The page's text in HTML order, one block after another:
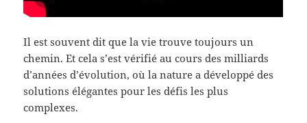
Il est souvent dit que la vie trouve toujours un
chemin. Et cela s’est vérifié au cours des milliards
d’années d’évolution, où la nature a développé des
solutions élégantes pour les défis les plus
complexes.